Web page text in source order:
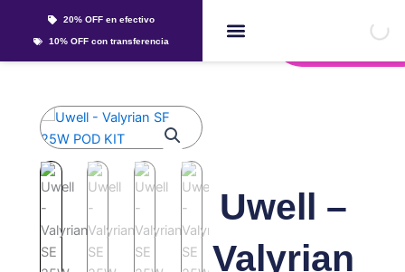
20% OFF en efectivo
10% OFF con transferencia Whatsapp
Uwell –
Valyrian